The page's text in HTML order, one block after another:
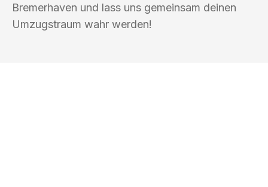
Bremerhaven und lass uns gemeinsam deinen
Umzugstraum wahr werden!